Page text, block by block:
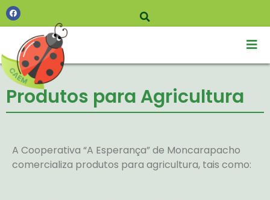
Produtos para Agricultura
A Cooperativa “A Esperança” de Moncarapacho
comercializa produtos para agricultura, tais como: